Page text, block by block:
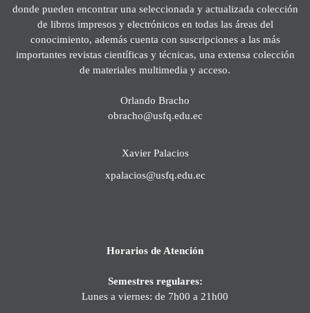
donde pueden encontrar una seleccionada y actualizada colección
de libros impresos y electrónicos en todas las áreas del
conocimiento, además cuenta con suscripciones a las más
importantes revistas científicas y técnicas, una extensa colección
de materiales multimedia y acceso.
Orlando Bracho
obracho@usfq.edu.ec
Xavier Palacios
xpalacios@usfq.edu.ec
Horarios de Atención
Semestres regulares:
Lunes a viernes: de 7h00 a 21h00